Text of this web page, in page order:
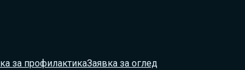
за профилактикаЗаявка за оглед